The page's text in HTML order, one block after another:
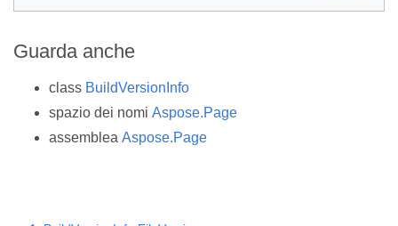
Guarda anche
class BuildVersionInfo
spazio dei nomi Aspose.Page
assemblea Aspose.Page